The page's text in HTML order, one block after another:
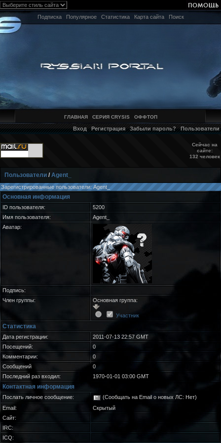
Подписка Популярное Статистика Карта сайта Поиск
ГЛАВНАЯ СЕРИЯ CRYSIS ОФФТОП
Вход Регистрация Забыли пароль? Пользователи
Сейчас на
сайте:
132 человек
Пользователи /Agent_
Зарегистрированные пользователи: Agent_
Основная информация
ID пользователя:
5200
Имя пользователя:
Agent_
Аватар:
Подпись:
Член группы:
Основная группа:
Участник
Статистика
Дата регистрации:
2011-07-13 22:57 GMT
Посещений:
0
Комментарии:
0
Сообщений
0
Последний раз входил:
1970-01-01 03:00 GMT
Контактная информация
Послать личное сообщение:
(Сообщать на Email о новых ЛС: Нет)
Email:
Скрытый
Сайт:
IRC:
ICQ: